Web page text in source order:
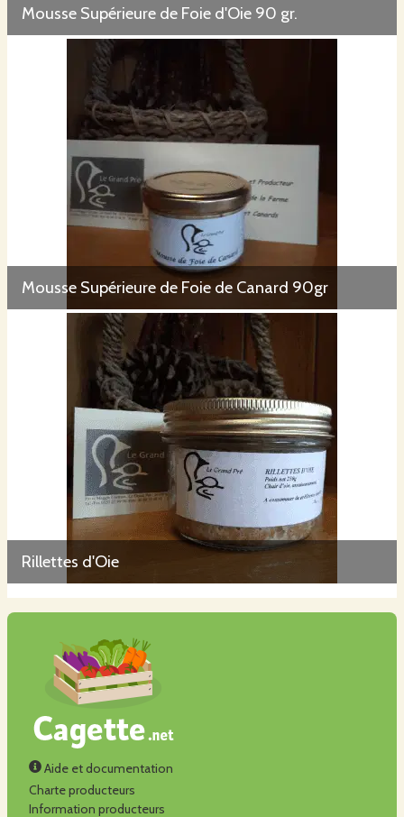
Mousse Supérieure de Foie d'Oie 90 gr.
Mousse Supérieure de Foie de Canard 90gr
Rillettes d'Oie
Aide et documentation
Charte producteurs
Information producteurs